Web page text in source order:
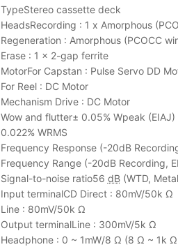
TypeStereo cassette deck
HeadsRecording : 1 x Amorphous
Regeneration : Amorphous (PCOCC
Erase : 1 x 2-gap ferrite
MotorFor Capstan : Pulse Servo DD
For Reel : DC Motor
Mechanism Drive : DC Motor
Wow and flutter± 0.05% Wpeak (EIAJ)
0.022% WRMS
Frequency Response (-20dB
Frequency Range (-20dB Recording,
Signal-to-noise ratio56 dB(WTD,
Input terminalCD Direct : 80mV/50k Ω
Line : 80mV/50k Ω
Output terminalLine : 300mV/5k Ω
Headphone : 0 ~ 1mW/8 Ω (8 Ω ~ 1k